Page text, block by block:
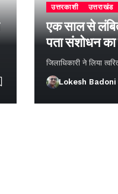
उत्तरकाशी उत्तराखंड
एक साल से
पता संशोधन
जिलाधिकारी ने लिया
Lokesh Badoni